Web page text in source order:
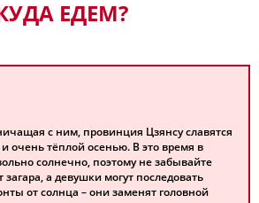
ЕДЕМ?
с ним, провинция Цзянсу славятся
очень тёплой осенью. В это время в
солнечно, поэтому не забывайте
загара, а девушки могут последовать
от солнца – они заменят головной